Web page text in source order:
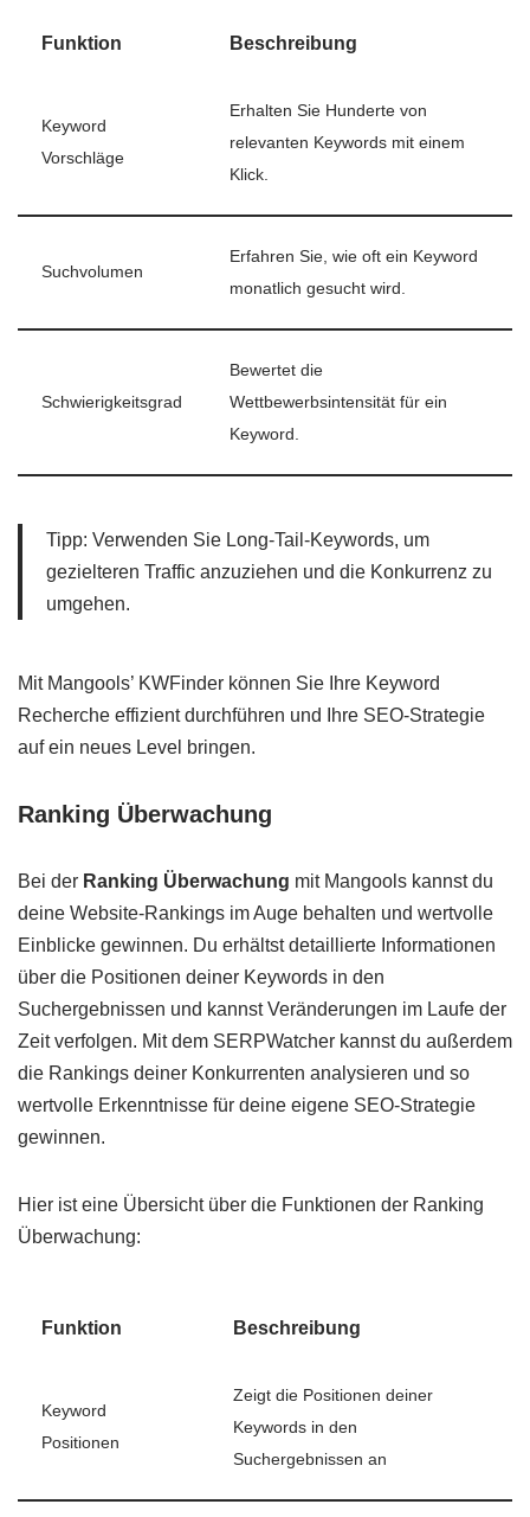
Funktion Beschreibung
Keyword
Vorschläge
Erhalten Sie Hunderte von
relevanten Keywords mit einem
Klick.
Suchvolumen
Erfahren Sie, wie oft ein Keyword
monatlich gesucht wird.
Schwierigkeitsgrad
Bewertet die
Wettbewerbsintensität für ein
Keyword.
Tipp: Verwenden Sie Long-Tail-Keywords, um
gezielteren Traffic anzuziehen und die Konkurrenz zu
umgehen.
Mit Mangools’ KWFinder können Sie Ihre Keyword
Recherche effizient durchführen und Ihre SEO-Strategie
auf ein neues Level bringen.
Ranking Überwachung
Bei der Ranking Überwachung mit Mangools kannst du
deine Website-Rankings im Auge behalten und wertvolle
Einblicke gewinnen. Du erhältst detaillierte Informationen
über die Positionen deiner Keywords in den
Suchergebnissen und kannst Veränderungen im Laufe der
Zeit verfolgen. Mit dem SERPWatcher kannst du außerdem
die Rankings deiner Konkurrenten analysieren und so
wertvolle Erkenntnisse für deine eigene SEO-Strategie
gewinnen.
Hier ist eine Übersicht über die Funktionen der Ranking
Überwachung:
Funktion Beschreibung
Keyword
Positionen
Zeigt die Positionen deiner
Keywords in den
Suchergebnissen an